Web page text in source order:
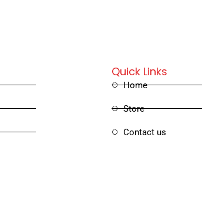
Quick Links
Home
Store
Contact us